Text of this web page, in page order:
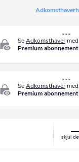
SeAdkomsthaver
Premium abonnement
SeAdkomsthaver
Premium abonnement